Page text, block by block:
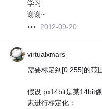
学习
谢谢~
2012-09-20
virtualxmars
需要标定到[0,255]的范
假设 px14bit是某14bit
素进行标定化：